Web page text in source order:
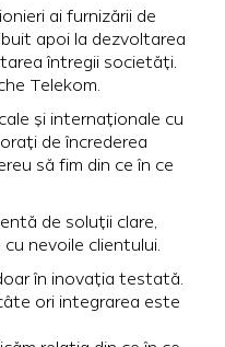
ai furnizării de
apoi la dezvoltarea
întregii societăți.
Telekom.
și internaționale cu
de încrederea
să fim din ce în ce
de soluții clare,
nevoile clientului.
în inovația testată.
ori integrarea este